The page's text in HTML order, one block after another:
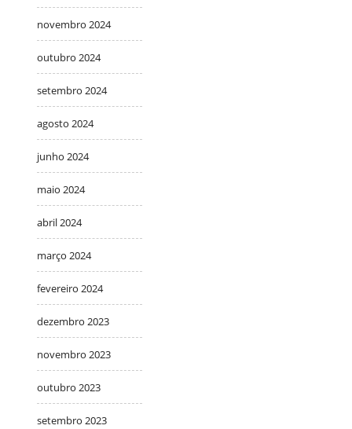
novembro 2024
outubro 2024
setembro 2024
agosto 2024
junho 2024
maio 2024
abril 2024
março 2024
fevereiro 2024
dezembro 2023
novembro 2023
outubro 2023
setembro 2023